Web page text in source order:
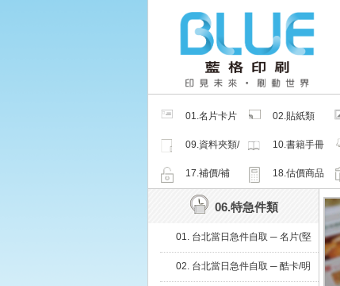
01.名片卡片
02.貼紙類
09.資料夾類/
夾鏈密封袋
10.書籍手冊
17.補價/補
檔/紙樣
18.估價商品
06.特急件類
01. 台北當日急件自取 ─ 名片(堅
同需求)
02. 台北當日急件自取 ─ 酷卡/明